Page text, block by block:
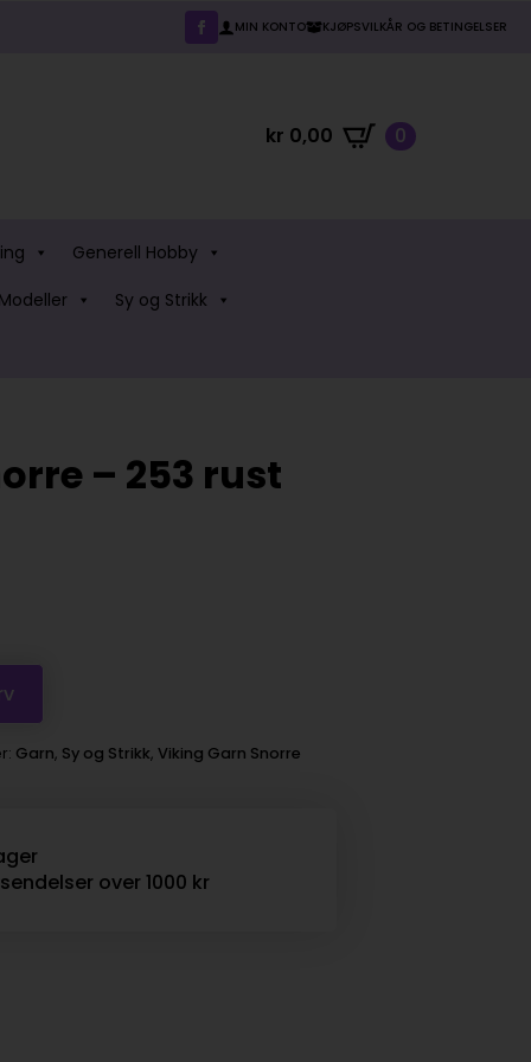
MIN KONTO KJØPSVILKÅR OG BETINGELSER
kr 0,00 0
Generell Hobby
Sy og Strikk
– 253 rust
Garn, Sy og Strikk, Viking Garn Snorre
over 1000 kr